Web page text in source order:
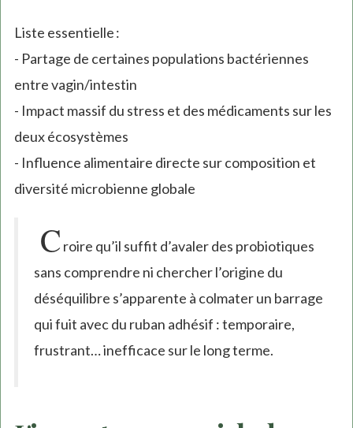
Liste essentielle :
- Partage de certaines populations bactériennes
entre vagin/intestin
- Impact massif du stress et des médicaments sur les
deux écosystèmes
- Influence alimentaire directe sur composition et
diversité microbienne globale
C roire qu’il suffit d’avaler des probiotiques
sans comprendre ni chercher l’origine du
déséquilibre s’apparente à colmater un barrage
qui fuit avec du ruban adhésif : temporaire,
frustrant… inefficace sur le long terme.